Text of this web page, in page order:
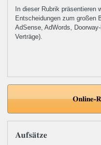
In dieser Rubrik präsentieren
Entscheidungen zum großen
AdSense, AdWords,
Verträge).
Online-
Aufsätze